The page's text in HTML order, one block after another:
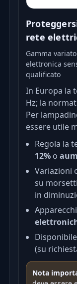
rete
Gamma
elettronica
qualificato
In Europa la
Hz; la
Per
essere utile
Regola la
12% o
Variazioni
su
in
(su
Nota